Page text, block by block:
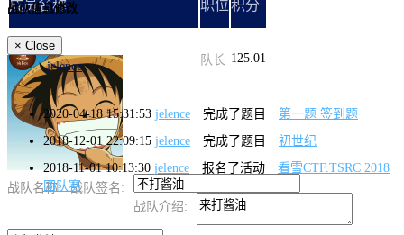
成员名称 职位积分
jelence 队长 125.01
2020-04-18 15:31:53 jelence 完成了题目
第一题 签到题
2018-12-01 22:09:15 jelence 完成了题目
初世纪
2018-11-01 10:13:30 jelence 报名了活动
看雪CTF.TSRC 2018
团队赛
战队信息修改
× Close
战队名称:
战队签名:
战队介绍: